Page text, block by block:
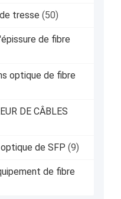
tresse (50)
de fibre
optique de fibre
DE CÂBLES
de SFP (9)
de fibre